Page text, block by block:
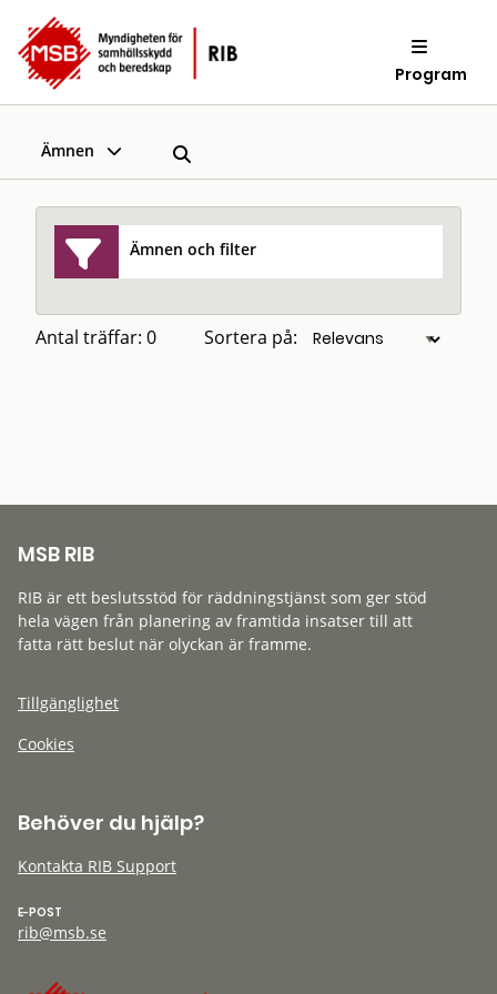
Program
Ämnen
Ämnen och filter
Antal träffar: 0 Sortera på:
MSB RIB
RIB är ett beslutsstöd för räddningstjänst som ger stöd
hela vägen från planering av framtida insatser till att
fatta rätt beslut när olyckan är framme.
Tillgänglighet
Cookies
Behöver du hjälp?
Kontakta RIB Support
E-POST
rib@msb.se